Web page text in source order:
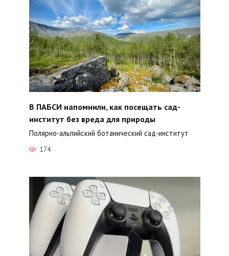
В ПАБСИ напомнили, как посещать сад-
институт без вреда для природы
Полярно-альпийский ботанический сад-институт
174